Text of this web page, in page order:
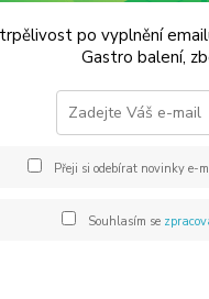
drť 2-4
po vyplnění
Gastro balení,
Přeji si odebírat novinky e-
Souhlasím se